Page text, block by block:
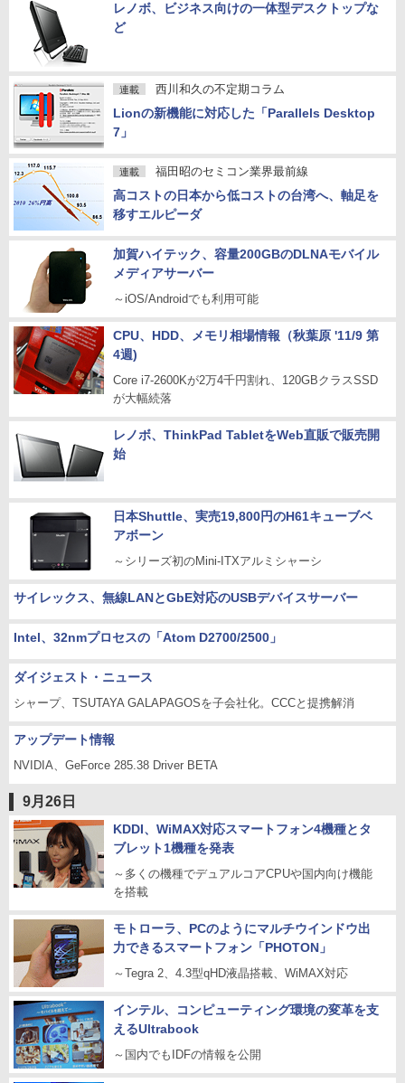
レノボ、ビジネス向けの一体型デスクトップな
ど
連載 西川和久の不定期コラム
Lionの新機能に対応した「Parallels Desktop
7」
連載 福田昭のセミコン業界最前線
高コストの日本から低コストの台湾へ、軸足を
移すエルピーダ
加賀ハイテック、容量200GBのDLNAモバイル
メディアサーバー
～iOS/Androidでも利用可能
CPU、HDD、メモリ相場情報（秋葉原 '11/9 第
4週)
Core i7-2600Kが2万4千円割れ、120GBクラスSSD
が大幅続落
レノボ、ThinkPad TabletをWeb直販で販売開
始
日本Shuttle、実売19,800円のH61キューブベ
アボーン
～シリーズ初のMini-ITXアルミシャーシ
サイレックス、無線LANとGbE対応のUSBデバイスサーバー
Intel、32nmプロセスの「Atom D2700/2500」
ダイジェスト・ニュース
シャープ、TSUTAYA GALAPAGOSを子会社化。CCCと提携解消
アップデート情報
NVIDIA、GeForce 285.38 Driver BETA
9月26日
KDDI、WiMAX対応スマートフォン4機種とタ
ブレット1機種を発表
～多くの機種でデュアルコアCPUや国内向け機能
を搭載
モトローラ、PCのようにマルチウインドウ出
力できるスマートフォン「PHOTON」
～Tegra 2、4.3型qHD液晶搭載、WiMAX対応
インテル、コンピューティング環境の変革を支
えるUltrabook
～国内でもIDFの情報を公開